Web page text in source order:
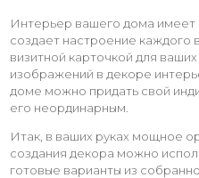
Интерьер вашего дома
создает настроение каждого
визитной карточкой для
изображений в декоре
доме можно придать свой
его неординарным.
Итак, в ваших руках мощное
создания декора можно
готовые варианты из